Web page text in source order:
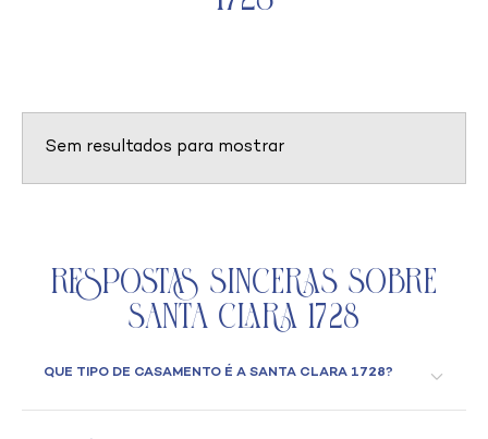
Sem resultados para mostrar
Respostas Sinceras Sobre
Santa Clara 1728
QUE TIPO DE CASAMENTO É A SANTA CLARA 1728?